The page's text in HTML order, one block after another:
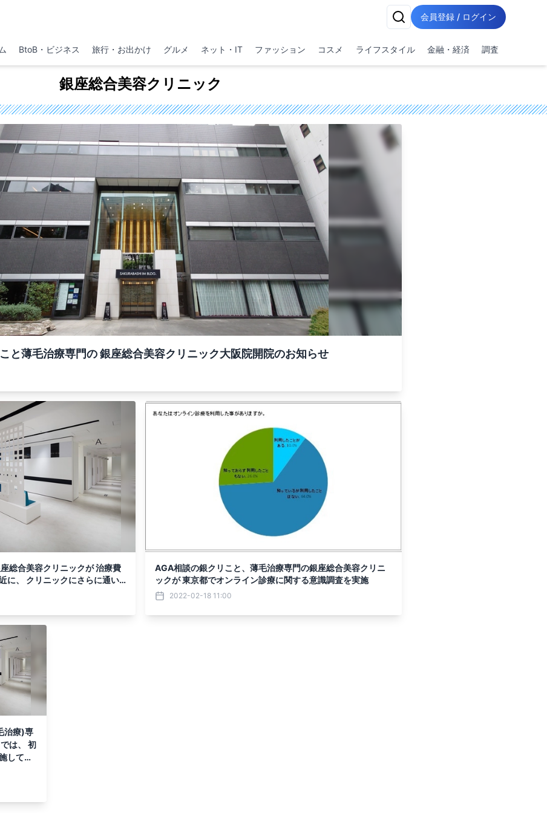
会員登録 / ログイン
BtoB・ビジネス 旅行・お出かけ グルメ ネット・IT ファッション コスメ ライフスタイル 金融・経済 調査
銀座総合美容クリニック
と薄毛治療専門の 銀座総合美容クリニック大阪院開院のお知らせ
総合美容クリニックが 治療費
に、 クリニックにさらに通い
AGA相談の銀クリこと、薄毛治療専門の銀座総合美容クリニ
ックが 東京都でオンライン診療に関する意識調査を実施
2022-02-18 11:00
治療)専
は、 初
してお